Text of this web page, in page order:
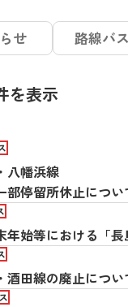
せ 路線バス
を表示
八幡浜線
部停留所休止につい
年始等における「
酒田線の廃止につい